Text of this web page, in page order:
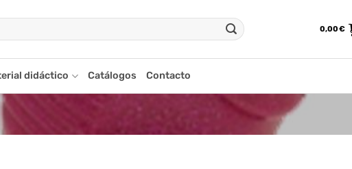
0,00€
didáctico Catálogos Contacto